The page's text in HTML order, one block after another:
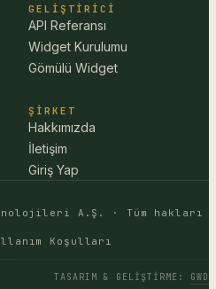
GELIŞTIRICI
API Referansı
Widget Kurulumu
Gömülü Widget
ŞIRKET
Hakkımızda
İletişim
Giriş Yap
A.Ş. · Tüm hakları
Koşulları
TASARIM & GELIŞTIRME : GWD